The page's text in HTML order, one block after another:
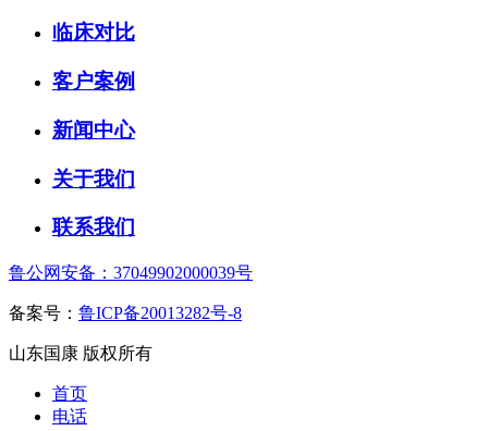
临床对比
客户案例
新闻中心
关于我们
联系我们
鲁公网安备：37049902000039号
备案号： 鲁ICP备20013282号-8
山东国康 版权所有
首页
电话